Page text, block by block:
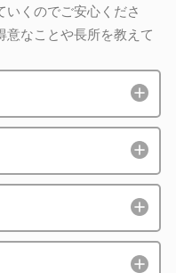
いくのでご安心くださ
意なことや長所を教えて